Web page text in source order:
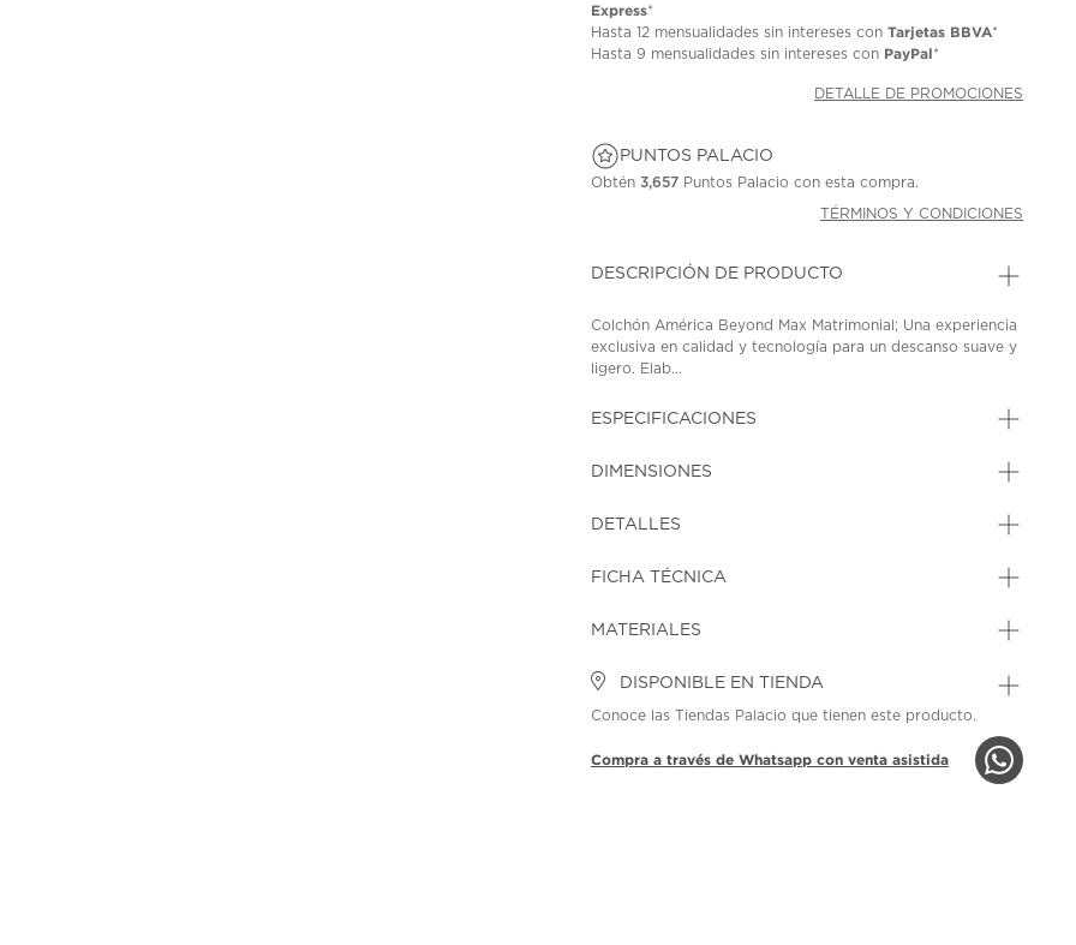
Express*
Hasta12 mensualidades sin intereses conTarjetas BBVA*
Hasta9 mensualidades sin intereses con PayPal*
DETALLE DE PROMOCIONES
PUNTOS PALACIO
Obtén3,657 Puntos Palacio con esta compra.
TÉRMINOS Y CONDICIONES
DESCRIPCIÓN DE PRODUCTO
Colchón América Beyond Max Matrimonial; Una experiencia
exclusiva en calidad y tecnología para un descanso suave y
ligero. Elab...
ESPECIFICACIONES
DIMENSIONES
DETALLES
FICHA TÉCNICA
MATERIALES
DISPONIBLE EN TIENDA
Conoce las Tiendas Palacio que tienen este producto.
Compra a través de Whatsapp con venta asistida